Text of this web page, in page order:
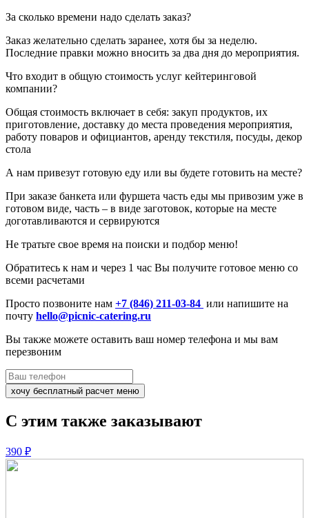
За сколько времени надо сделать заказ?
Заказ желательно сделать заранее, хотя бы за неделю.
Последние правки можно вносить за два дня до мероприятия.
Что входит в общую стоимость услуг кейтеринговой
компании?
Общая стоимость включает в себя: закуп продуктов, их
приготовление, доставку до места проведения мероприятия,
работу поваров и официантов, аренду текстиля, посуды, декор
стола
А нам привезут готовую еду или вы будете готовить на месте?
При заказе банкета или фуршета часть еды мы привозим уже в
готовом виде, часть – в виде заготовок, которые на месте
доготавливаются и сервируются
Не тратьте свое время на поиски и подбор меню!
Обратитесь к нам и через 1 час Вы получите готовое меню со
всеми расчетами
Просто позвоните нам +7 (846) 211-03-84 или напишите на
почту hello@picnic-catering.ru
Вы также можете оставить ваш номер телефона и мы вам
перезвоним
хочу бесплатный расчет меню
С этим также заказывают
390 ₽